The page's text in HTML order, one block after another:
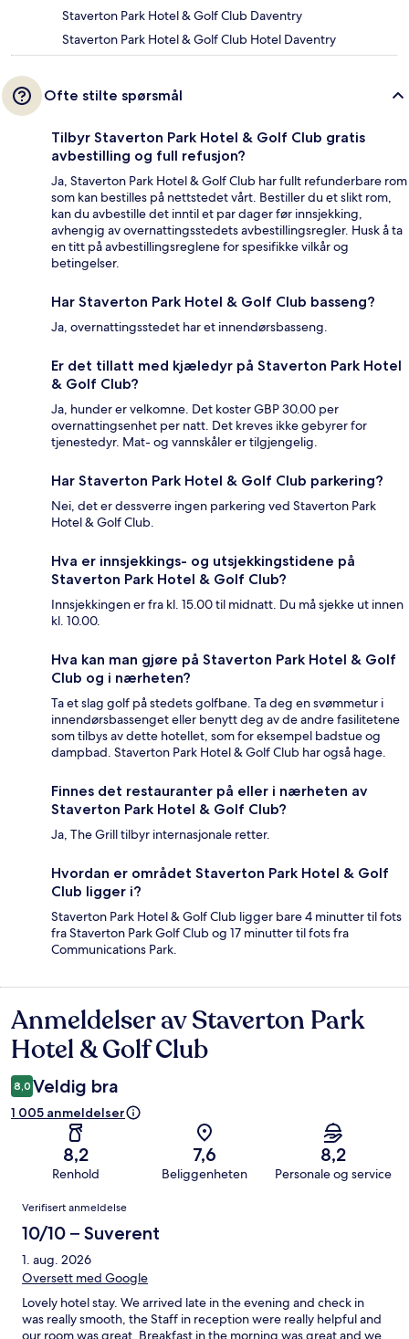
Staverton Park Hotel & Golf Club Daventry
Staverton Park Hotel & Golf Club Hotel Daventry
Ofte stilte spørsmål
Tilbyr Staverton Park Hotel & Golf Club gratis
avbestilling og full refusjon?
Ja, Staverton Park Hotel & Golf Club har fullt refunderbare rom
som kan bestilles på nettstedet vårt. Bestiller du et slikt rom,
kan du avbestille det inntil et par dager før innsjekking,
avhengig av overnattingsstedets avbestillingsregler. Husk å ta
en titt på avbestillingsreglene for spesifikke vilkår og
betingelser.
Har Staverton Park Hotel & Golf Club basseng?
Ja, overnattingsstedet har et innendørsbasseng.
Er det tillatt med kjæledyr på Staverton Park Hotel
& Golf Club?
Ja, hunder er velkomne. Det koster GBP 30.00 per
overnattingsenhet per natt. Det kreves ikke gebyrer for
tjenestedyr. Mat- og vannskåler er tilgjengelig.
Har Staverton Park Hotel & Golf Club parkering?
Nei, det er dessverre ingen parkering ved Staverton Park
Hotel & Golf Club.
Hva er innsjekkings- og utsjekkingstidene på
Staverton Park Hotel & Golf Club?
Innsjekkingen er fra kl. 15.00 til midnatt. Du må sjekke ut innen
kl. 10.00.
Hva kan man gjøre på Staverton Park Hotel & Golf
Club og i nærheten?
Ta et slag golf på stedets golfbane. Ta deg en svømmetur i
innendørsbassenget eller benytt deg av de andre fasilitetene
som tilbys av dette hotellet, som for eksempel badstue og
dampbad. Staverton Park Hotel & Golf Club har også hage.
Finnes det restauranter på eller i nærheten av
Staverton Park Hotel & Golf Club?
Ja, The Grill tilbyr internasjonale retter.
Hvordan er området Staverton Park Hotel & Golf
Club ligger i?
Staverton Park Hotel & Golf Club ligger bare 4 minutter til fots
fra Staverton Park Golf Club og 17 minutter til fots fra
Communications Park.
Anmeldelser
Anmeldelser av Staverton Park
Hotel & Golf Club
8,0 Veldig bra
1 005 anmeldelser
8,2
Renhold
7,6
Beliggenheten
8,2
Personale og service
Anmeldelser
Verifisert anmeldelse
10/10 – Suverent
1. aug. 2026
Oversett med Google
Lovely hotel stay. We arrived late in the evening and check in
was really smooth, the Staff in reception were really helpful and
our room was great. Breakfast in the morning was great and we